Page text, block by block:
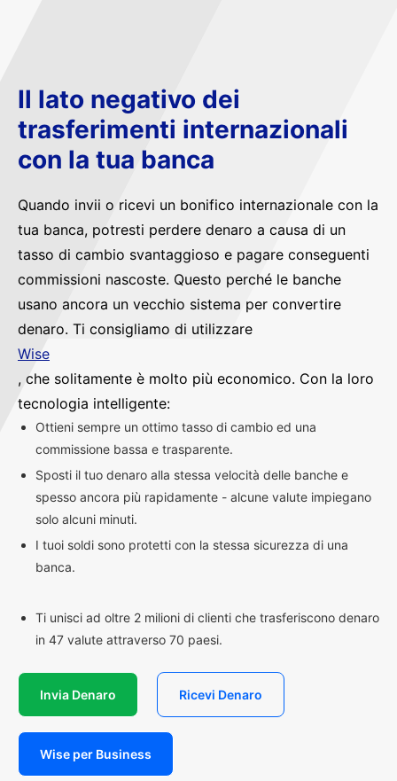
Il lato negativo dei
trasferimenti internazionali
con la tua banca
Quando invii o ricevi un bonifico internazionale con la
tua banca, potresti perdere denaro a causa di un
tasso di cambio svantaggioso e pagare conseguenti
commissioni nascoste. Questo perché le banche
usano ancora un vecchio sistema per convertire
denaro. Ti consigliamo di utilizzare
Wise
, che solitamente è molto più economico. Con la loro
tecnologia intelligente:
Ottieni sempre un ottimo tasso di cambio ed una
commissione bassa e trasparente.
Sposti il tuo denaro alla stessa velocità delle banche e
spesso ancora più rapidamente - alcune valute impiegano
solo alcuni minuti.
I tuoi soldi sono protetti con la stessa sicurezza di una
banca.
Ti unisci ad oltre 2 milioni di clienti che trasferiscono denaro
in 47 valute attraverso 70 paesi.
Invia Denaro Ricevi Denaro
Wise per Business